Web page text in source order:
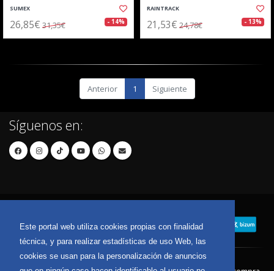
Este portal web utiliza cookies propias con finalidad
técnica, y para realizar estadísticas de uso Web, las
cookies se usan para la personalización de anuncios
SUMEX
26,85€ 31,35€ - 14%
RAINTRACK
21,53€ 24,78€ - 13%
Anterior 1 Siguiente
Síguenos en: